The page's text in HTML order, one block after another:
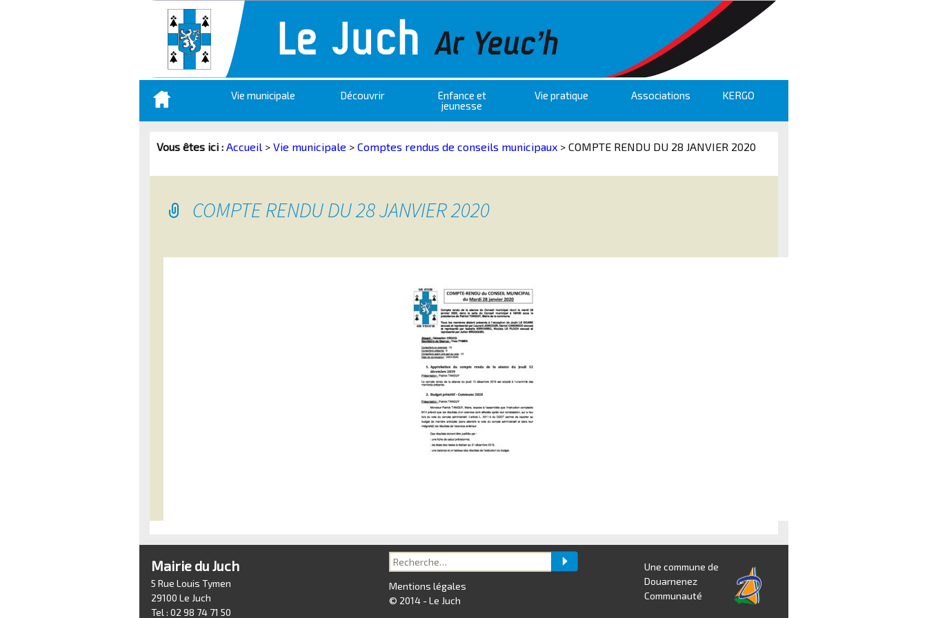
Aller
contenu
Vie municipale Découvrir
Enfance et
jeunesse
Vie pratique Associations KERGO
Vous êtes ici : Accueil> Vie municipale > Comptes rendus de conseils municipaux> COMPTE RENDU DU 28 JANVIER 2020
COMPTE RENDU DU 28 JANVIER 2020
Mairie du Juch
5 Rue Louis Tymen
29100 Le Juch
Tel : 02 98 74 71 50
Recherche
pour :
Mentions légales
© 2014 - Le Juch
Une commune de
Douarnenez
Communauté